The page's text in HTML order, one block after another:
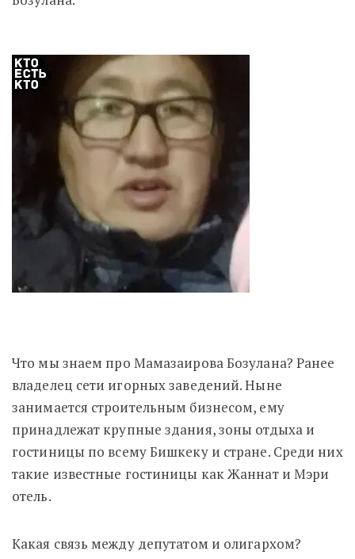
Что мы знаем про Мамазаирова Бозулана? Ранее
владелец сети игорных заведений. Ныне
занимается строительным бизнесом, ему
принадлежат крупные здания, зоны отдыха и
гостиницы по всему Бишкеку и стране. Среди них
такие известные гостиницы как Жаннат и Мэри
отель.
Какая связь между депутатом и олигархом?